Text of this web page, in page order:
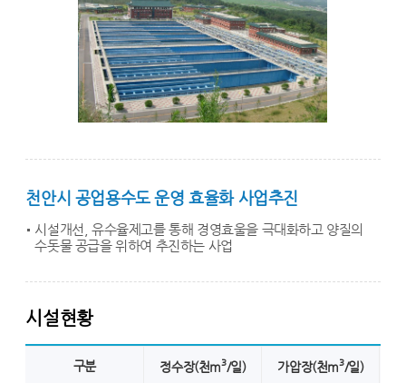
천안시 공업용수도 운영 효율화 사업추진
시설개선, 유수율제고를 통해 경영효울을 극대화하고 양질의
수돗물 공급을 위하여 추진하는 사업
시설현황
구분 정수장(천m3/일) 가압장(천m3/일)